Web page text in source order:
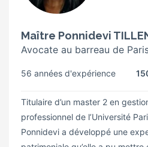
Maître Ponnidevi
Avocate au barreau de
56 années d'expérience
Titulaire d’un master 2 en
professionnel de l’Université
Ponnidevi a développé une